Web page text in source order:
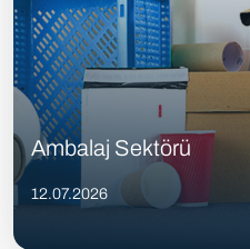
Ambalaj Sektörü
12.07.2026